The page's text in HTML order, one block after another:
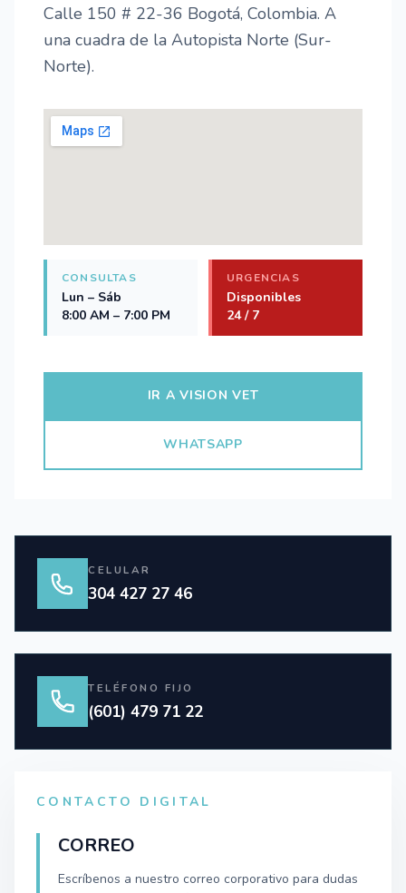
Calle 150 # 22-36 Bogotá, Colombia. A
una cuadra de la Autopista Norte (Sur-
Norte).
CONSULTAS
Lun – Sáb
8:00 AM – 7:00 PM
URGENCIAS
Disponibles
24 / 7
IR A VISION VET
WHATSAPP
CELULAR
304 427 27 46
TELÉFONO FIJO
(601) 479 71 22
CONTACTO DIGITAL
CORREO
Escríbenos a nuestro correo corporativo para dudas